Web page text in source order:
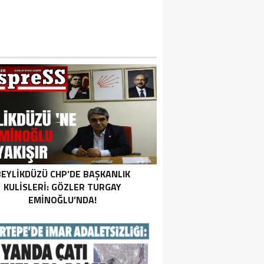
CHP’DE BAŞKANLIK
KULISLERI: GÖZLER TURGAY
EMINOĞLU’NDA!